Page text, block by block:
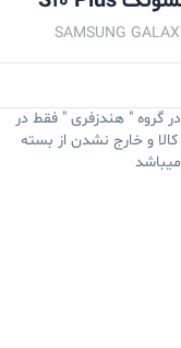
SAMSUNG
گروه " هندزفری " فقط در
و خارج نشدن از بسته